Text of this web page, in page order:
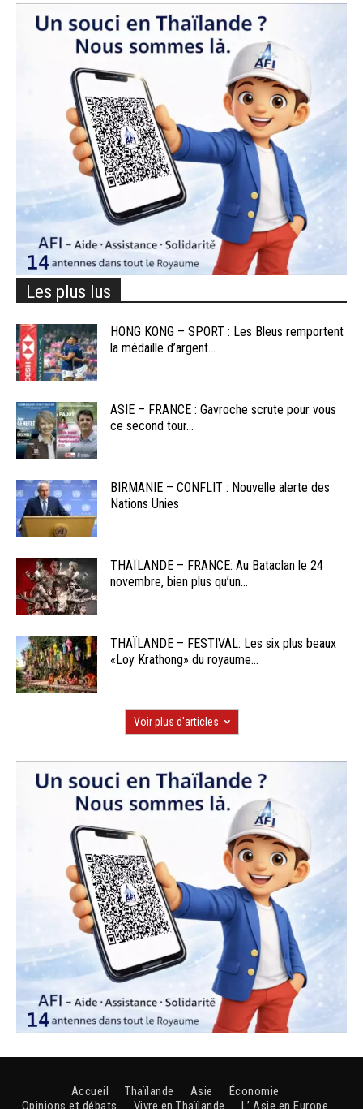
Les plus lus
HONG KONG – SPORT : Les Bleus remportent
la médaille d’argent...
ASIE – FRANCE : Gavroche scrute pour vous
ce second tour...
BIRMANIE – CONFLIT : Nouvelle alerte des
Nations Unies
THAÏLANDE – FRANCE: Au Bataclan le 24
novembre, bien plus qu’un...
THAÏLANDE – FESTIVAL: Les six plus beaux
«Loy Krathong» du royaume...
Voir plus d'articles
Accueil Thaïlande Asie
Économie
Opinions et débats
Vivre en Thaïlande L’ Asie en Europe